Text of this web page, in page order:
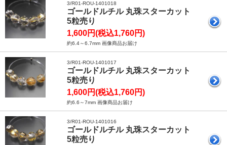
3/R01-ROU-1401018
ゴールドルチル 丸珠スターカット
5粒売り
1,600円(税込1,760円)
約6.4～6.7mm 画像商品お届け
3/R01-ROU-1401017
ゴールドルチル 丸珠スターカット
5粒売り
1,600円(税込1,760円)
約6.6～7mm 画像商品お届け
3/R01-ROU-1401016
ゴールドルチル 丸珠スターカット
5粒売り